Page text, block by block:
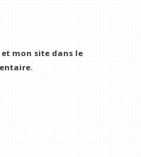
mon site dans le